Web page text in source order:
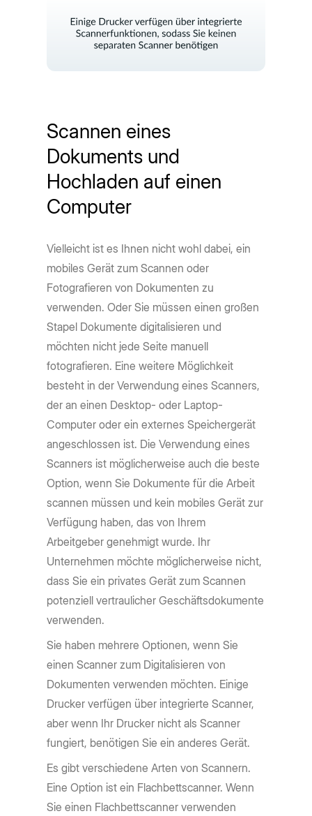
Scannen eines
Dokuments und
Hochladen auf einen
Computer
Vielleicht ist es Ihnen nicht wohl dabei, ein
mobiles Gerät zum Scannen oder
Fotografieren von Dokumenten zu
verwenden. Oder Sie müssen einen großen
Stapel Dokumente digitalisieren und
möchten nicht jede Seite manuell
fotografieren. Eine weitere Möglichkeit
besteht in der Verwendung eines Scanners,
der an einen Desktop- oder Laptop-
Computer oder ein externes Speichergerät
angeschlossen ist. Die Verwendung eines
Scanners ist möglicherweise auch die beste
Option, wenn Sie Dokumente für die Arbeit
scannen müssen und kein mobiles Gerät zur
Verfügung haben, das von Ihrem
Arbeitgeber genehmigt wurde. Ihr
Unternehmen möchte möglicherweise nicht,
dass Sie ein privates Gerät zum Scannen
potenziell vertraulicher Geschäftsdokumente
verwenden.
Sie haben mehrere Optionen, wenn Sie
einen Scanner zum Digitalisieren von
Dokumenten verwenden möchten. Einige
Drucker verfügen über integrierte Scanner,
aber wenn Ihr Drucker nicht als Scanner
fungiert, benötigen Sie ein anderes Gerät.
Es gibt verschiedene Arten von Scannern.
Eine Option ist ein Flachbettscanner. Wenn
Sie einen Flachbettscanner verwenden